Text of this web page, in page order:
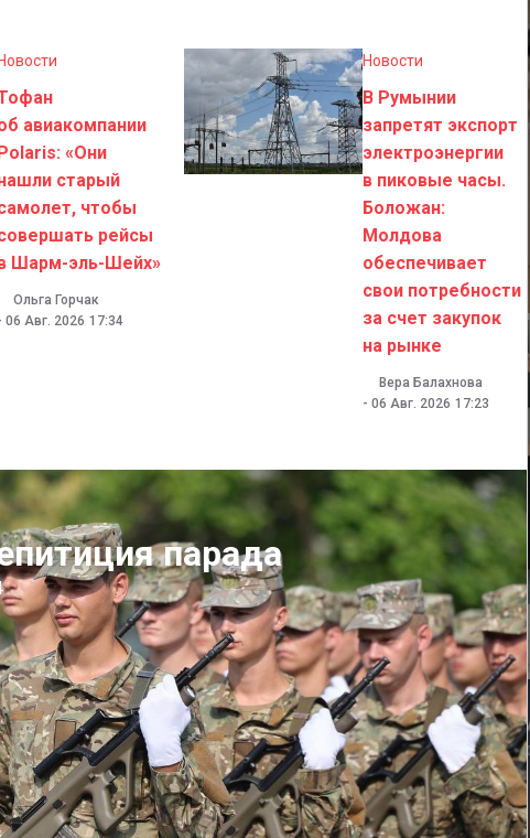
авиакомпании
«Они
старый
чтобы
рейсы
Шарм-эль-Шейх»
Ольга Горчак
06 Авг. 2026 17:34
Новости
В Румынии
запретят экспорт
электроэнергии
в пиковые часы.
Боложан:
Молдова
обеспечивает
свои потребности
за счет закупок
на рынке
Вера Балахнова
- 06 Авг. 2026 17:23
парада